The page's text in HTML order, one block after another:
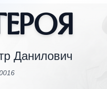
Данилович